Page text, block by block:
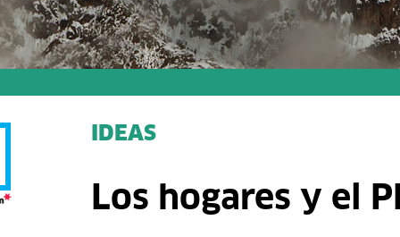
IDEAS
Los hogares y el